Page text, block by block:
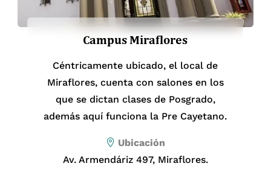
Secretaria Académica de las
Facultades de Educación, de Salud
Pública y Administración, y de
Psicología
Gestión de la Investigación, Ciencia y
Tecnología
elisa.robles.r@upch.pe
Escuela Profesional de Educación
Campus Miraflores
Céntricamente ubicado, el local de
Miraflores, cuenta con salones en los
que se dictan clases de Posgrado,
además aquí funciona la Pre Cayetano.
Ubicación
Av. Armendáriz 497, Miraflores.